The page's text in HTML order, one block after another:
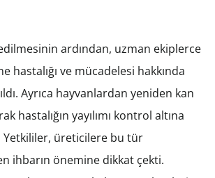
ardından, uzman ekiplerce
hastalığı ve mücadelesi hakkında
Ayrıca hayvanlardan yeniden kan
hastalığın yayılımı kontrol altına
Yetkililer, üreticilere bu tür
ihbarın önemine dikkat çekti.